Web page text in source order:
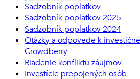
Sadzobník poplatkov
Sadzobník poplatkov 2025
Sadzobník poplatkov 2024
Otázky a odpovede k
Crowdberry
Riadenie konfliktu záujmov
Investície prepojených osôb